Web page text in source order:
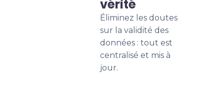
vérité
Éliminez les doutes
sur la validité des
données : tout est
centralisé et mis à
jour.